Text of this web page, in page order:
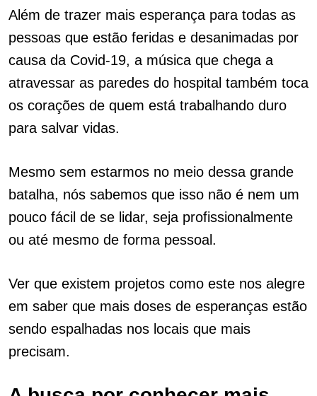
Além de trazer mais esperança para todas as
pessoas que estão feridas e desanimadas por
causa da Covid-19, a música que chega a
atravessar as paredes do hospital também toca
os corações de quem está trabalhando duro
para salvar vidas.
Mesmo sem estarmos no meio dessa grande
batalha, nós sabemos que isso não é nem um
pouco fácil de se lidar, seja profissionalmente
ou até mesmo de forma pessoal.
Ver que existem projetos como este nos alegre
em saber que mais doses de esperanças estão
sendo espalhadas nos locais que mais
precisam.